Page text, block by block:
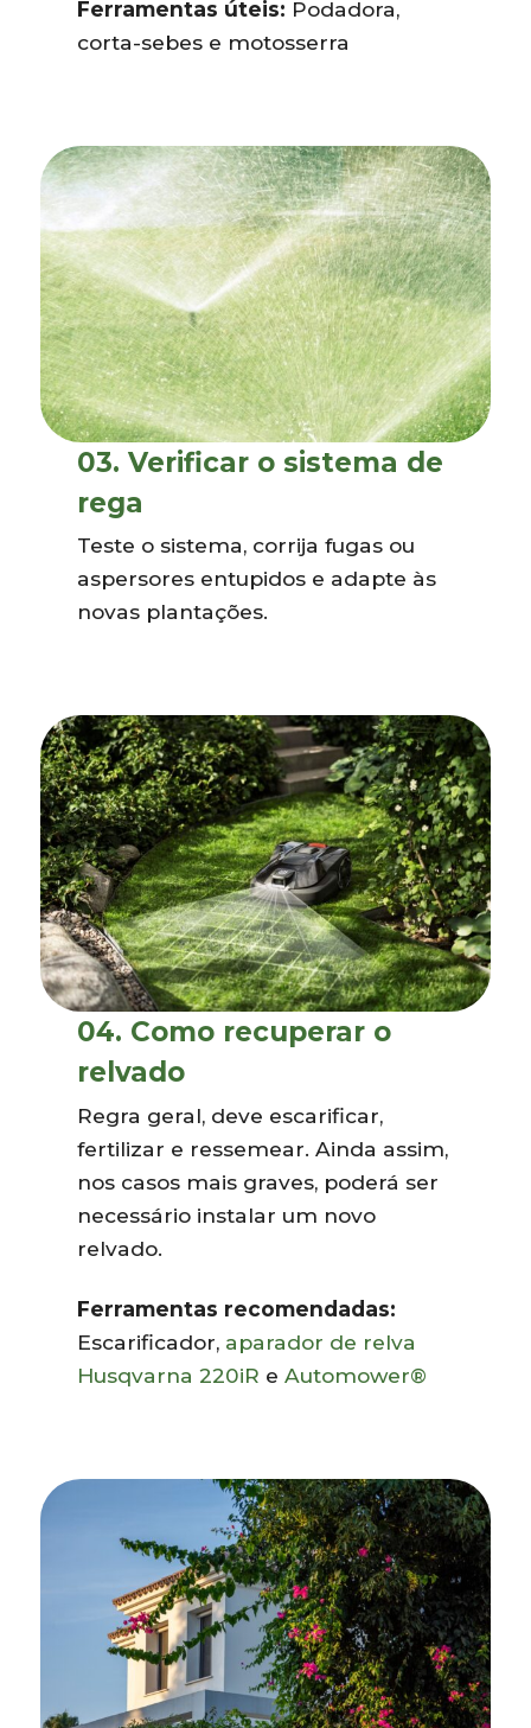
Ferramentas úteis: Podadora,
corta-sebes e motosserra
03. Verificar o sistema de
rega
Teste o sistema, corrija fugas ou
aspersores entupidos e adapte às
novas plantações.
04. Como recuperar o
relvado
Regra geral, deve escarificar,
fertilizar e ressemear. Ainda assim,
nos casos mais graves, poderá ser
necessário instalar um novo
relvado.
Ferramentas recomendadas:
Escarificador, aparador de relva
Husqvarna 220iR e Automower®